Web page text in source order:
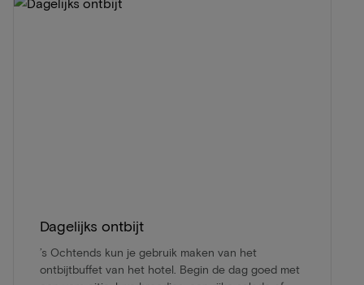
Dagelijks ontbijt
’s Ochtends kun je gebruik maken van het
ontbijtbuffet van het hotel. Begin de dag goed met